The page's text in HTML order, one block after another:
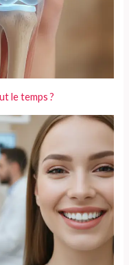
le temps ?